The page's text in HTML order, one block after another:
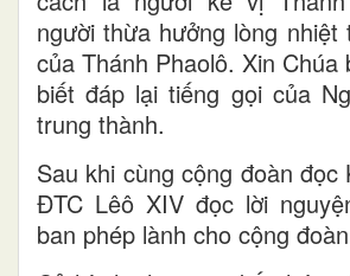
người thừa hưởng lòng nhiệt
của Thánh Phaolô. Xin Chúa
biết đáp lại tiếng gọi của
trung thành.
Sau khi cùng cộng đoàn đọc
ĐTC Lêô XIV đọc lời
ban phép lành cho cộng